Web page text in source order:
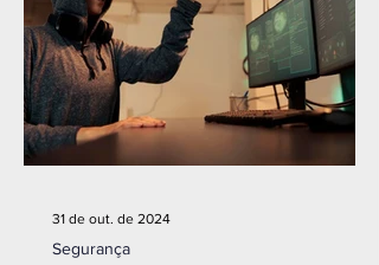
Segurança
31 de out. de 2024